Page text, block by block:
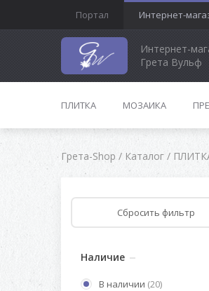
Портал Интернет-
Интернет-
Грета Вульф
ПЛИТКА МОЗАИКА
Грета-Shop / Каталог /
Наличие
В наличии (20)